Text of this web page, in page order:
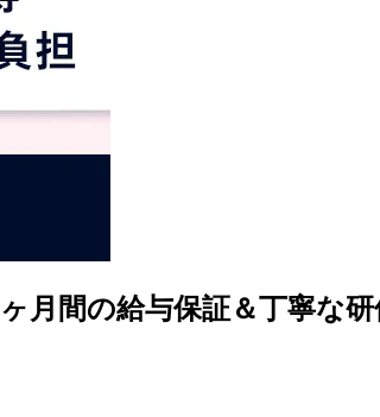
月間の給与保証＆丁寧な